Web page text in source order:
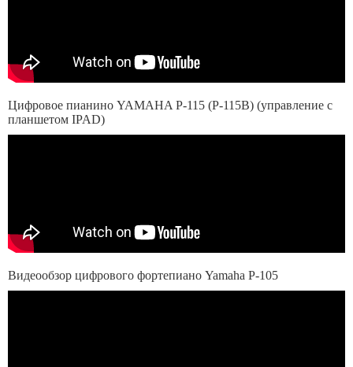
Цифровое пианино YAMAHA P-115 (P-115B) (управление с
планшетом IPAD)
Видеообзор цифрового фортепиано Yamaha P-105